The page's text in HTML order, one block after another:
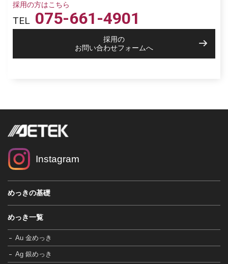
採用の方はこちら
TEL 075-661-4901
採用の
お問い合わせフォームへ
Instagram
めっきの基礎
めっき一覧
Au 金めっき
Ag 銀めっき